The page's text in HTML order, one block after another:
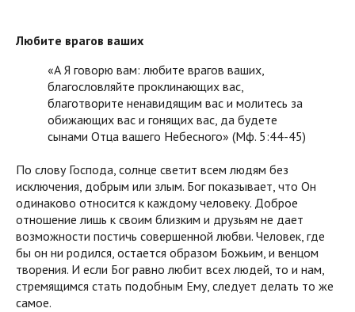
Любите врагов ваших
«А Я говорю вам: любите врагов ваших,
благословляйте проклинающих вас,
благотворите ненавидящим вас и молитесь за
обижающих вас и гонящих вас, да будете
сынами Отца вашего Небесного» (Мф. 5:44-45)
По слову Господа, солнце светит всем людям без
исключения, добрым или злым. Бог показывает, что Он
одинаково относится к каждому человеку. Доброе
отношение лишь к своим близким и друзьям не дает
возможности постичь совершенной любви. Человек, где
бы он ни родился, остается образом Божьим, и венцом
творения. И если Бог равно любит всех людей, то и нам,
стремящимся стать подобным Ему, следует делать то же
самое.